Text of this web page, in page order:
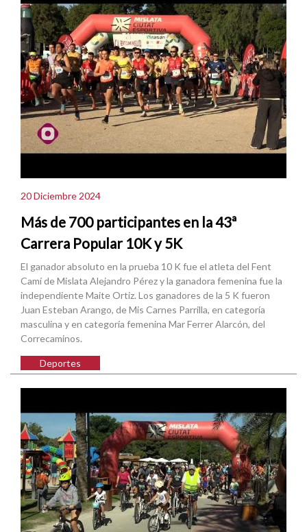
20 Diciembre 2024
Más de 700 participantes en la 43ª
Carrera Popular 10K y 5K
El ganador absoluto en la prueba 10 K fue el atleta del Fent
Camí de Mislata Alejandro Pérez y la ganadora femenina fue la
independiente Maite Ortiz. Los ganadores de la 5 K fueron
Juan Esteban Arango, de Mis Carnes Parrilla, en categoría
masculina y en categoría femenina Mar Ferrer Alarcón, del
Correcaminos.
Deportes